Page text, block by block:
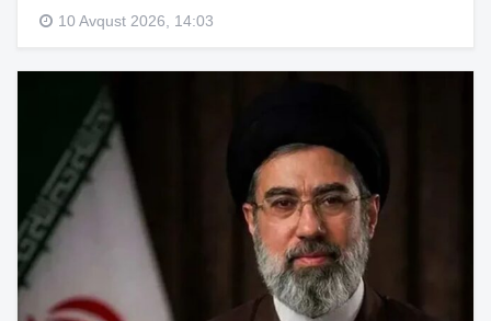
10 Avqust 2026, 14:03